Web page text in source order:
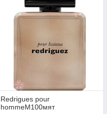
Redrigues pour
hommeM100мят